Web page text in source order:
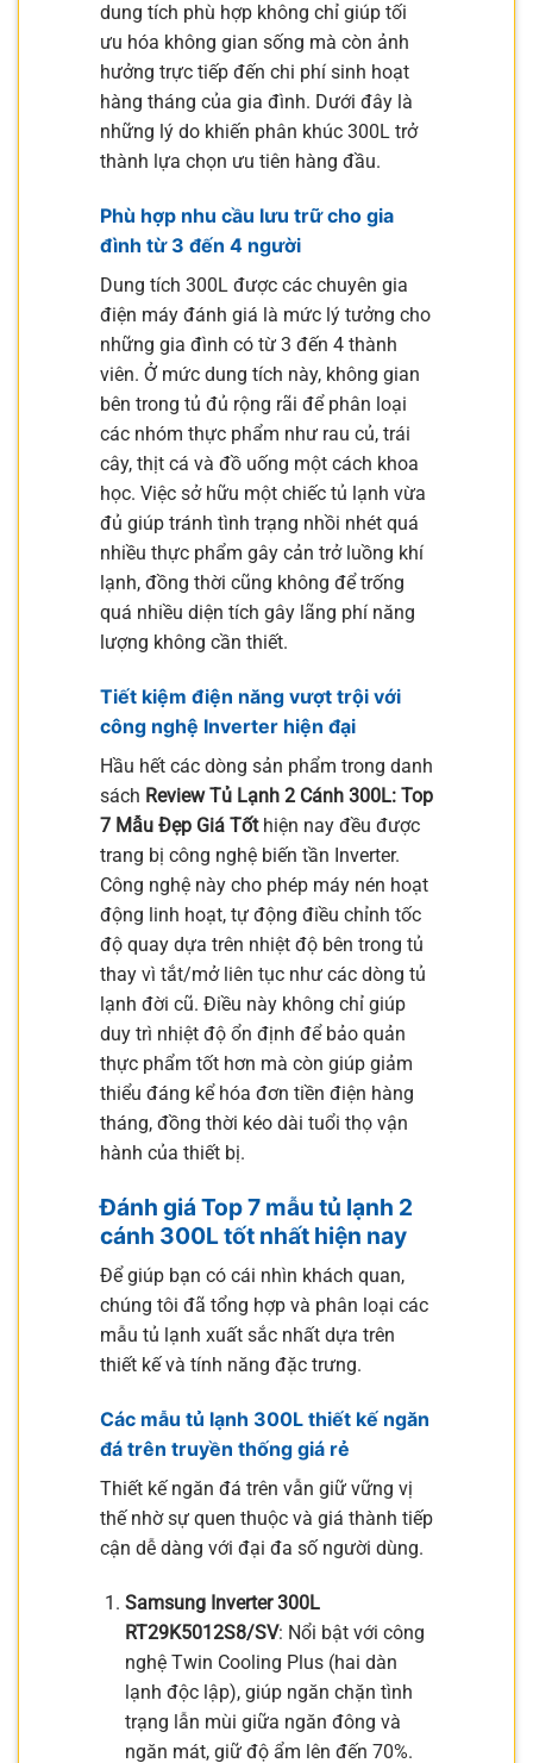
dung tích phù hợp không chỉ giúp tối
ưu hóa không gian sống mà còn ảnh
hưởng trực tiếp đến chi phí sinh hoạt
hàng tháng của gia đình. Dưới đây là
những lý do khiến phân khúc 300L trở
thành lựa chọn ưu tiên hàng đầu.
Phù hợp nhu cầu lưu trữ cho gia
đình từ 3 đến 4 người
Dung tích 300L được các chuyên gia
điện máy đánh giá là mức lý tưởng cho
những gia đình có từ 3 đến 4 thành
viên. Ở mức dung tích này, không gian
bên trong tủ đủ rộng rãi để phân loại
các nhóm thực phẩm như rau củ, trái
cây, thịt cá và đồ uống một cách khoa
học. Việc sở hữu một chiếc tủ lạnh vừa
đủ giúp tránh tình trạng nhồi nhét quá
nhiều thực phẩm gây cản trở luồng khí
lạnh, đồng thời cũng không để trống
quá nhiều diện tích gây lãng phí năng
lượng không cần thiết.
Tiết kiệm điện năng vượt trội với
công nghệ Inverter hiện đại
Hầu hết các dòng sản phẩm trong danh
sách Review Tủ Lạnh 2 Cánh 300L: Top
7 Mẫu Đẹp Giá Tốthiện nay đều được
trang bị công nghệ biến tần Inverter.
Công nghệ này cho phép máy nén hoạt
động linh hoạt, tự động điều chỉnh tốc
độ quay dựa trên nhiệt độ bên trong tủ
thay vì tắt/mở liên tục như các dòng tủ
lạnh đời cũ. Điều này không chỉ giúp
duy trì nhiệt độ ổn định để bảo quản
thực phẩm tốt hơn mà còn giúp giảm
thiểu đáng kể hóa đơn tiền điện hàng
tháng, đồng thời kéo dài tuổi thọ vận
hành của thiết bị.
Đánh giá Top 7 mẫu tủ lạnh 2
cánh 300L tốt nhất hiện nay
Để giúp bạn có cái nhìn khách quan,
chúng tôi đã tổng hợp và phân loại các
mẫu tủ lạnh xuất sắc nhất dựa trên
thiết kế và tính năng đặc trưng.
Các mẫu tủ lạnh 300L thiết kế ngăn
đá trên truyền thống giá rẻ
Thiết kế ngăn đá trên vẫn giữ vững vị
thế nhờ sự quen thuộc và giá thành tiếp
cận dễ dàng với đại đa số người dùng.
Samsung Inverter 300L
RT29K5012S8/SV: Nổi bật với công
nghệ Twin Cooling Plus (hai dàn
lạnh độc lập), giúp ngăn chặn tình
trạng lẫn mùi giữa ngăn đông và
ngăn mát, giữ độ ẩm lên đến 70%.